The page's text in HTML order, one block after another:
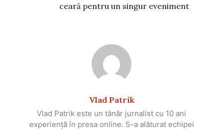
ceară pentru un singur eveniment
Vlad Patrik
Vlad Patrik este un tânăr jurnalist cu 10 ani
experiență în presa online. S-a alăturat echipei